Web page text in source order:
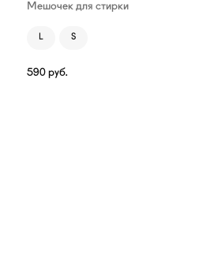
Мешочек для стирки
L S
590 руб.